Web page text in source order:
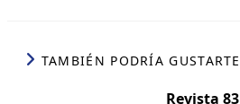
r
TAMBIÉN PODRÍA GUSTARTE
Revista 83